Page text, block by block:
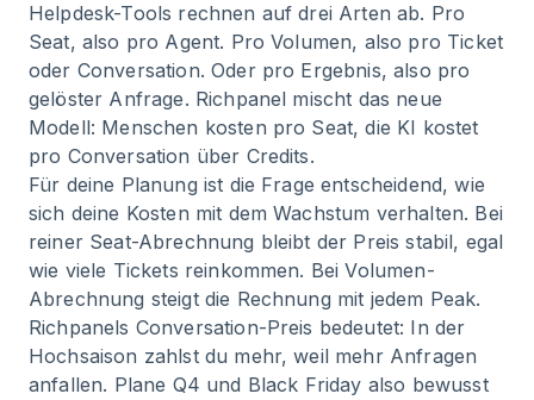
Helpdesk-Tools rechnen auf drei Arten ab. Pro
Seat, also pro Agent. Pro Volumen, also pro Ticket
oder Conversation. Oder pro Ergebnis, also pro
gelöster Anfrage. Richpanel mischt das neue
Modell: Menschen kosten pro Seat, die KI kostet
pro Conversation über Credits.
Für deine Planung ist die Frage entscheidend, wie
sich deine Kosten mit dem Wachstum verhalten. Bei
reiner Seat-Abrechnung bleibt der Preis stabil, egal
wie viele Tickets reinkommen. Bei Volumen-
Abrechnung steigt die Rechnung mit jedem Peak.
Richpanels Conversation-Preis bedeutet: In der
Hochsaison zahlst du mehr, weil mehr Anfragen
anfallen. Plane Q4 und Black Friday also bewusst